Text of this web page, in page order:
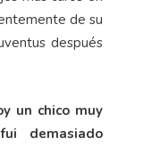
de su
después
un chico muy
demasiado